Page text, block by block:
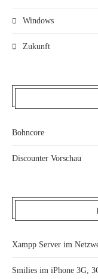
Windows
Zukunft
Bohncore
Discounter Vorschau
Xampp Server im
Smilies im iPhone 3G,